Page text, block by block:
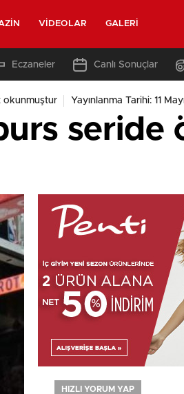
VIDEOLAR GALERI
Eczaneler Canlı Sonuçlar
okunmuştur Yayınlanma Tarihi: 11
seride
HIZLI YORUM YAP